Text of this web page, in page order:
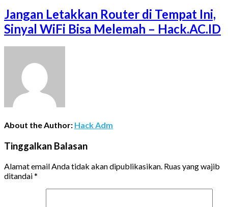
Jangan Letakkan Router di Tempat Ini,
Sinyal WiFi Bisa Melemah – Hack.AC.ID
About the Author: Hack Adm
Tinggalkan Balasan
Alamat email Anda tidak akan dipublikasikan. Ruas yang wajib
ditandai*